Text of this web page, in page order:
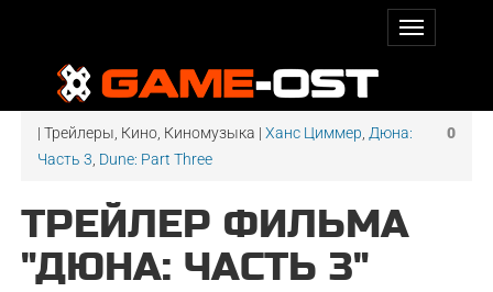
0
| Трейлеры, Кино, Киномузыка |Ханс Циммер Дюна:
Часть 3 Dune: Part Three
ТРЕЙЛЕР ФИЛЬМА
"ДЮНА: ЧАСТЬ 3"